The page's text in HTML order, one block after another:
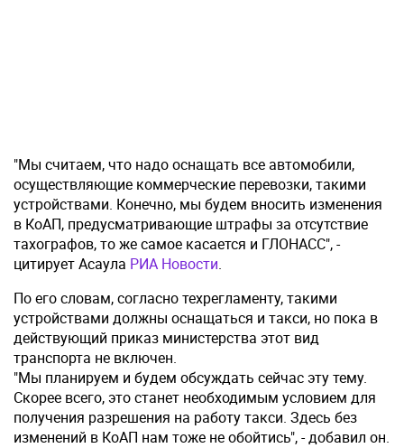
"Мы считаем, что надо оснащать все автомобили,
осуществляющие коммерческие перевозки, такими
устройствами. Конечно, мы будем вносить изменения
в КоАП, предусматривающие штрафы за отсутствие
тахографов, то же самое касается и ГЛОНАСС", -
цитирует Асаула РИА Новости.
По его словам, согласно техрегламенту, такими
устройствами должны оснащаться и такси, но пока в
действующий приказ министерства этот вид
транспорта не включен.
"Мы планируем и будем обсуждать сейчас эту тему.
Скорее всего, это станет необходимым условием для
получения разрешения на работу такси. Здесь без
изменений в КоАП нам тоже не обойтись", - добавил он.